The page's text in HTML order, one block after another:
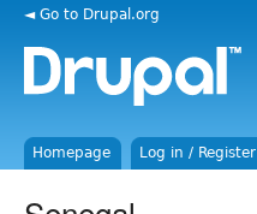
◄ Go to Drupal.org
Homepage Log in / Register